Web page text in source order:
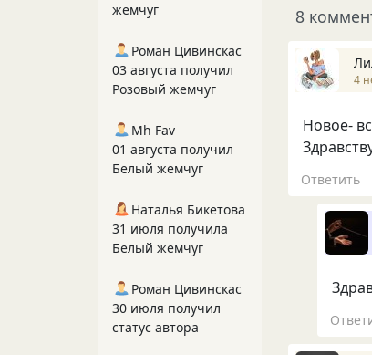
8
4
Новое-
Ответить
жемчуг
Роман Цивинскас
03 августа получил
Розовый жемчуг
Mh Fav
01 августа получил
Белый жемчуг
Наталья Бикетова
31 июля получила
Белый жемчуг
Роман Цивинскас
30 июля получил
статус автора